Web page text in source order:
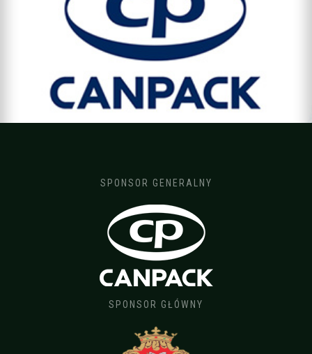
SPONSOR GENERALNY
SPONSOR GŁÓWNY